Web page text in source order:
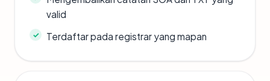
valid
Terdaftar pada registrar yang mapan